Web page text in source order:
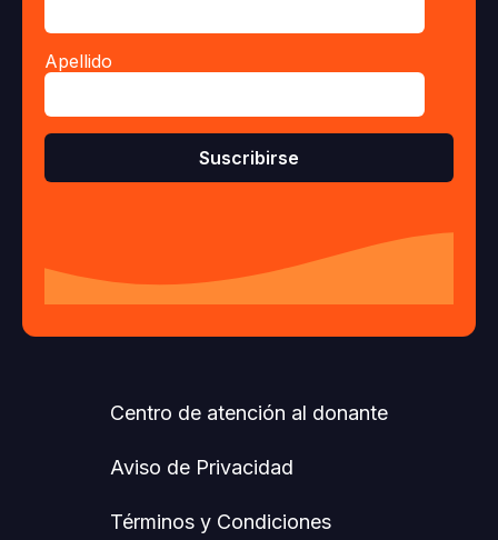
Centro de atención al donante
Aviso de Privacidad
Términos y Condiciones
Apellido